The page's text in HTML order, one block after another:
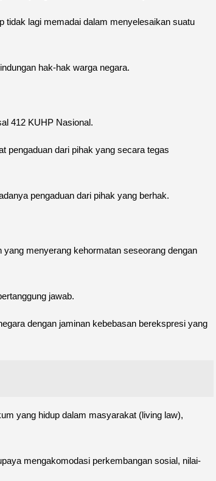
tidak lagi memadai dalam menyelesaikan suatu
hak-hak warga negara.
412 KUHP Nasional.
pengaduan dari pihak yang secara tegas
pengaduan dari pihak yang berhak.
menyerang kehormatan seseorang dengan
jawab.
dengan jaminan kebebasan berekspresi yang
yang hidup dalam masyarakat (living law),
mengakomodasi perkembangan sosial, nilai-